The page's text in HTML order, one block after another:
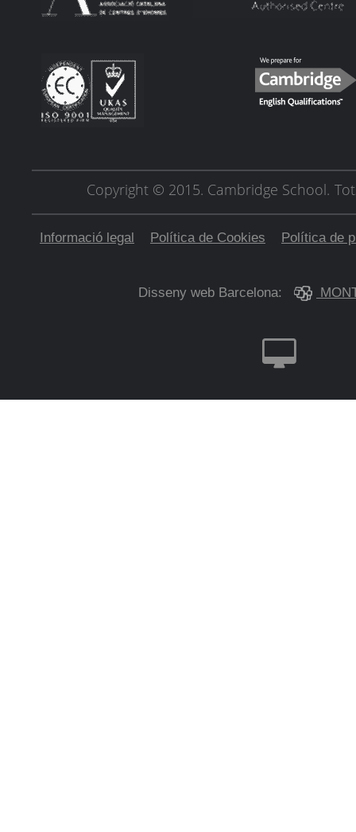
Copyright © 2015. Cambridge School.
Informació legal Política de Cookies Política de
Disseny web Barcelona: